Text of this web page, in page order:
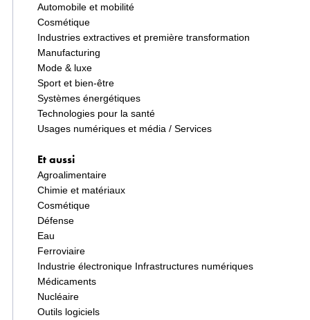
Automobile et mobilité
Cosmétique
Industries extractives et première transformation
Manufacturing
Mode & luxe
Sport et bien-être
Systèmes énergétiques
Technologies pour la santé
Usages numériques et média / Services
Et aussi
Agroalimentaire
Chimie et matériaux
Cosmétique
Défense
Eau
Ferroviaire
Industrie électronique Infrastructures numériques
Médicaments
Nucléaire
Outils logiciels